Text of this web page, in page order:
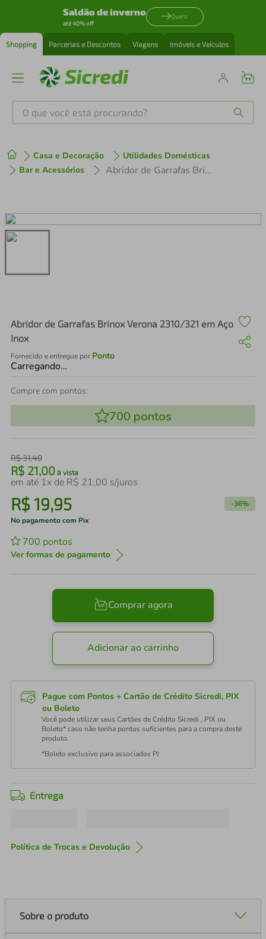
Saldão de inverno
até 40% off
Quero
Shopping Parcerias e Descontos Viagens Imóveis e Veículos
O que você está procurando?
Casa e Decoração
Utilidades Domésticas
Bar e Acessórios
Abridor de Garrafas Brinox Verona 2310/321 em Aço Inox
Abridor de Garrafas Brinox Verona 2310/321 em Aço
Inox
Fornecido e entregue por Ponto
Carregando…
Compre com pontos:
700 pontos
R$31,40
R$ 21,00 à vista
em até 1x de R$ 21,00 s/juros
R$19,95 -36%
No pagamento com Pix
700 pontos
Ver formas de pagamento
Comprar agora
Adicionar ao carrinho
Pague com Pontos + Cartão de Crédito Sicredi, PIX
ou Boleto
Você pode utilizar seus Cartões de Crédito Sicredi , PIX ou
Boleto* caso não tenha pontos suficientes para a compra deste
produto.
*Boleto exclusivo para associados PJ
Entrega
Política de Trocas e Devolução
Sobre o produto
1 º tenis
3º